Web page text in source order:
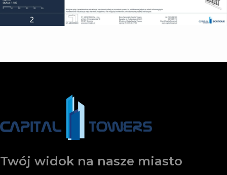
Twój widok na nasze miasto